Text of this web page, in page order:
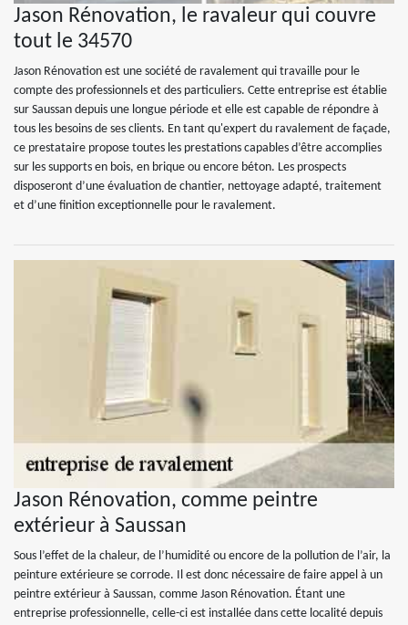
Jason Rénovation, le ravaleur qui couvre
tout le 34570
Jason Rénovation est une société de ravalement qui travaille pour le
compte des professionnels et des particuliers. Cette entreprise est établie
sur Saussan depuis une longue période et elle est capable de répondre à
tous les besoins de ses clients. En tant qu'expert du ravalement de façade,
ce prestataire propose toutes les prestations capables d’être accomplies
sur les supports en bois, en brique ou encore béton. Les prospects
disposeront d’une évaluation de chantier, nettoyage adapté, traitement
et d’une finition exceptionnelle pour le ravalement.
Jason Rénovation, comme peintre
extérieur à Saussan
Sous l’effet de la chaleur, de l’humidité ou encore de la pollution de l’air, la
peinture extérieure se corrode. Il est donc nécessaire de faire appel à un
peintre extérieur à Saussan, comme Jason Rénovation. Étant une
entreprise professionnelle, celle-ci est installée dans cette localité depuis